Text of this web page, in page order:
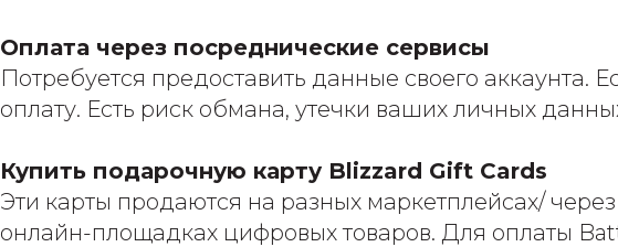
Оплата через посреднические сервисы
Потребуется предоставить данные своего аккаунта.
оплату. Есть риск обмана, утечки ваших личных
Купить подарочную карту Blizzard Gift Cards
Эти карты продаются на разных маркетплейсах/
онлайн-площадках цифровых товаров. Для оплаты